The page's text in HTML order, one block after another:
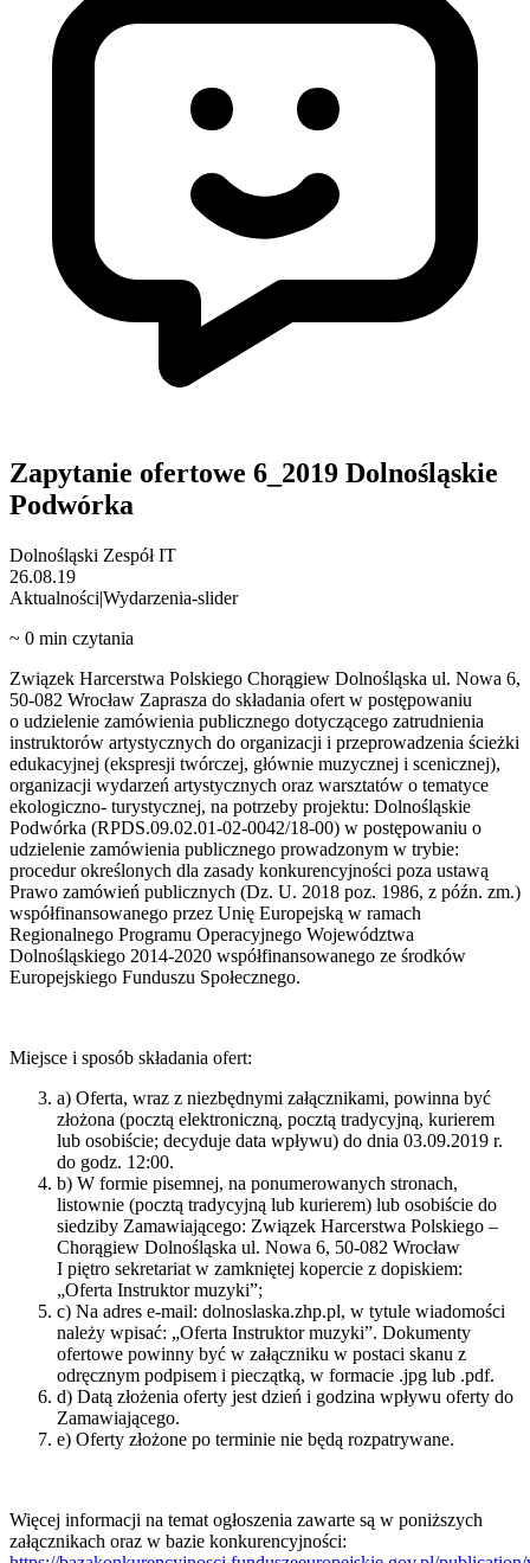
Zapytanie ofertowe 6_2019 Dolnośląskie
Podwórka
Dolnośląski Zespół IT
26.08.19
Aktualności|Wydarzenia-slider
~ 0 min czytania
Związek Harcerstwa Polskiego Chorągiew Dolnośląska ul. Nowa 6,
50-082 Wrocław Zaprasza do składania ofert w postępowaniu
o udzielenie zamówienia publicznego dotyczącego zatrudnienia
instruktorów artystycznych do organizacji i przeprowadzenia ścieżki
edukacyjnej (ekspresji twórczej, głównie muzycznej i scenicznej),
organizacji wydarzeń artystycznych oraz warsztatów o tematyce
ekologiczno- turystycznej, na potrzeby projektu: Dolnośląskie
Podwórka (RPDS.09.02.01-02-0042/18-00) w postępowaniu o
udzielenie zamówienia publicznego prowadzonym w trybie:
procedur określonych dla zasady konkurencyjności poza ustawą
Prawo zamówień publicznych (Dz. U. 2018 poz. 1986, z późn. zm.)
współfinansowanego przez Unię Europejską w ramach
Regionalnego Programu Operacyjnego Województwa
Dolnośląskiego 2014-2020 współfinansowanego ze środków
Europejskiego Funduszu Społecznego.
Miejsce i sposób składania ofert:
a) Oferta, wraz z niezbędnymi załącznikami, powinna być
złożona (pocztą elektroniczną, pocztą tradycyjną, kurierem
lub osobiście; decyduje data wpływu) do dnia 03.09.2019 r.
do godz. 12:00.
b) W formie pisemnej, na ponumerowanych stronach,
listownie (pocztą tradycyjną lub kurierem) lub osobiście do
siedziby Zamawiającego: Związek Harcerstwa Polskiego –
Chorągiew Dolnośląska ul. Nowa 6, 50-082 Wrocław
I piętro sekretariat w zamkniętej kopercie z dopiskiem:
„Oferta Instruktor muzyki”;
c) Na adres e-mail: dolnoslaska.zhp.pl, w tytule wiadomości
należy wpisać: „Oferta Instruktor muzyki”. Dokumenty
ofertowe powinny być w załączniku w postaci skanu z
odręcznym podpisem i pieczątką, w formacie .jpg lub .pdf.
d) Datą złożenia oferty jest dzień i godzina wpływu oferty do
Zamawiającego.
e) Oferty złożone po terminie nie będą rozpatrywane.
Więcej informacji na temat ogłoszenia zawarte są w poniższych
załącznikach oraz w bazie konkurencyjności: